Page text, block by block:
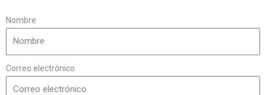
Nombre
Correo electrónico